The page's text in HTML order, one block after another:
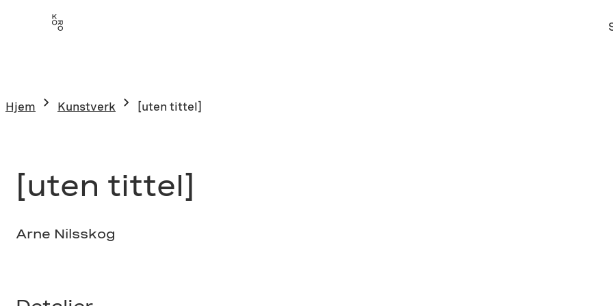
Hjem Kunstverk [uten tittel]
[uten tittel]
Arne Nilsskog